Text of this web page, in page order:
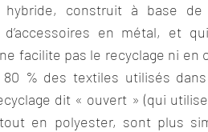
construit à base de
d’accessoires en métal, et
facilite pas le recyclage ni
80 % des textiles utilisés
dit « ouvert » (qui
en polyester, sont plus